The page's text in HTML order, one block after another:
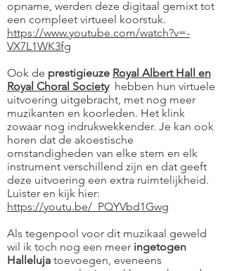
opname, werden deze digitaal gemixt tot
een compleet virtueel koorstuk.
https://www.youtube.com/watch?v=-
VX7L1WK3fg
Ook de prestigieuze Royal Albert Hall en
Royal Choral Societyhebben hun virtuele
uitvoering uitgebracht, met nog meer
muzikanten en koorleden. Het klink
zowaar nog indrukwekkender. Je kan ook
horen dat de akoestische
omstandigheden van elke stem en elk
instrument verschillend zijn en dat geeft
deze uitvoering een extra ruimtelijkheid.
Luister en kijk hier:
https://youtu.be/_PQYVbd1Gwg
Als tegenpool voor dit muzikaal geweld
wil ik toch nog een meer ingetogen
Halleluja toevoegen, eveneens